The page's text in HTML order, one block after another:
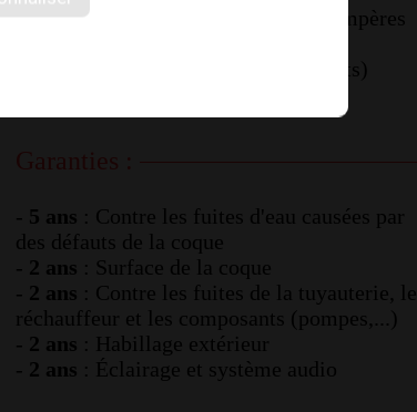
- Puissance électrique : 230 V / 16 ampères
- Réchauffeur : En titane ( 2 000 watts)
- 5 ans
: Contre les fuites d'eau causées par
des défauts de la coque
- 2 ans
: Surface de la coque
- 2 ans
: Contre les fuites de la tuyauterie, le
réchauffeur et les composants (pompes,...)
- 2 ans
: Habillage extérieur
- 2 ans : Éclairage et système audio